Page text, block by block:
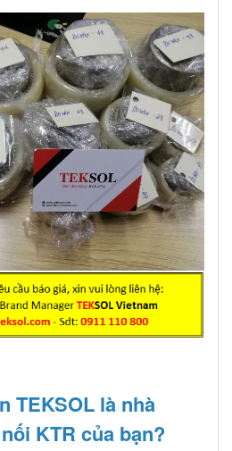
TEKSOL là nhà
KTR của bạn?